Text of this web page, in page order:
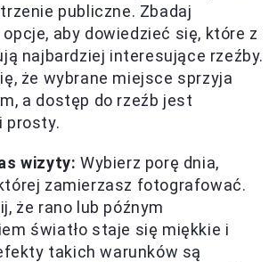
publiczne. Zbadaj
aby dowiedzieć się, które z
najbardziej interesujące rzeźby.
że wybrane miejsce sprzyja
a dostęp do rzeźb jest
prosty.
wizyty: Wybierz porę dnia,
zamierzasz fotografować.
że rano lub późnym
światło staje się miękkie i
takich warunków są